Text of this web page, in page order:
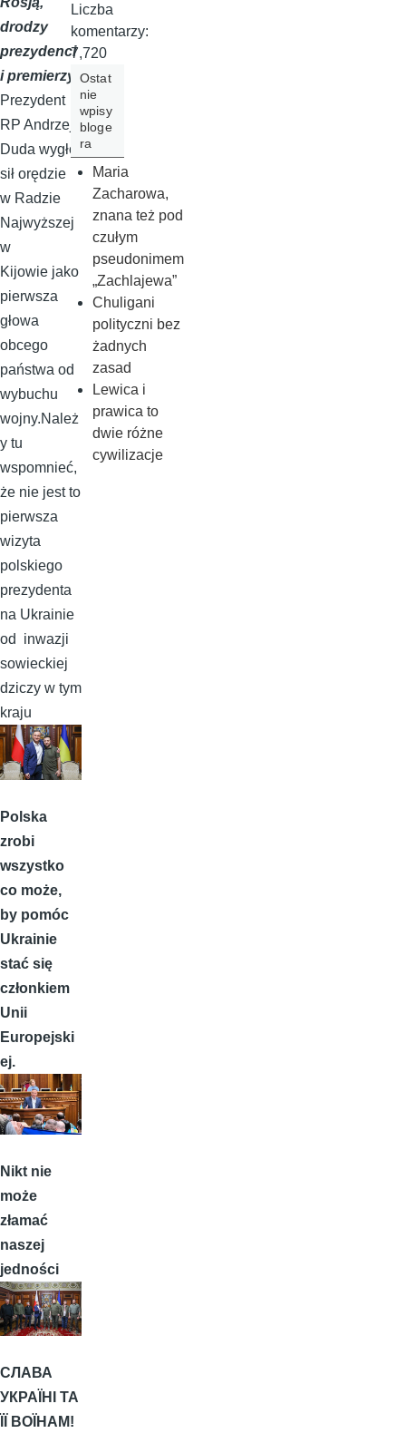
drodzy
prezydenci
i premierzy
Prezydent
RP Andrzej
Duda wygło
sił orędzie
w Radzie
Najwyższej
w
Kijowie jako
pierwsza
głowa
obcego
państwa od
wybuchu
wojny.Należ
y tu
wspomnieć,
że nie jest to
pierwsza
wizyta
polskiego
prezydenta
na Ukrainie
od inwazji
sowieckiej
dziczy w tym
kraju
Polska
zrobi
wszystko
co może,
by pomóc
Ukrainie
stać się
członkiem
Unii
Europejski
ej.
Nikt nie
może
złamać
naszej
jedności
СЛАВА
УКРАЇНІ ТА
ЇЇ ВОЇНАМ!
Liczba
komentarzy:
7,720
Ostat
nie
wpisy
bloge
ra
Maria
Zacharowa,
znana też pod
czułym
pseudonimem
„Zachlajewa”
Chuligani
polityczni bez
żadnych
zasad
Lewica i
prawica to
dwie różne
cywilizacje